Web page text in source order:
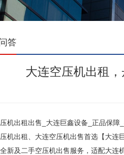
答
大连空压机出租
机出租出售_大连巨鑫设备_正品保障
机出租、大连空压机出售首选【大连
新及二手空压机出售服务，适配大连